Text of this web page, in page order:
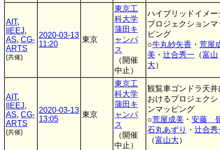
AIT,
IIEEJ,
AS, CG-
ARTS
(共催)
2020-03-13
11:20
東京
東京工
科大学
蒲田キ
ャンパ
ス
（開催
中止）
ハイブリッドイメー
プロジェクションマ
ピング
○牛丸紗矢香 ・ 荒屋
美 ・ 辻合秀一 （富山
大）
AIT,
IIEEJ,
AS, CG-
ARTS
(共催)
2020-03-13
13:05
東京
東京工
科大学
蒲田キ
ャンパ
ス
（開催
中止）
観覧車ゴンドラ天井
おけるプロジェクシ
ンマッピング
○荒屋成美 ・ 安藤
石丸あずり
・ 辻合秀
（富山大）